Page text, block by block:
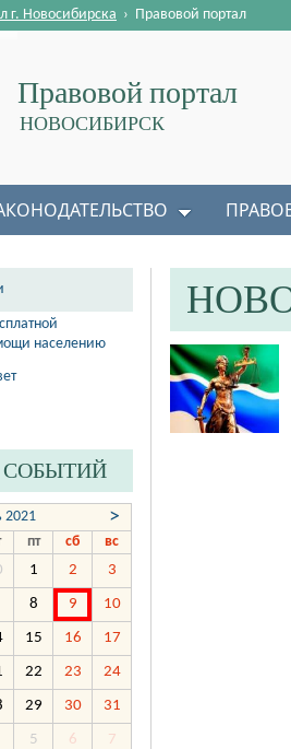
Правовой портал
НОВОСИБИРСК
г. Новосибирска › Правовой портал
населению
СОБЫТИЙ
2021 >
пт сб
вс
1 2 3
8 9 10
15 16 17
22 23 24
29 30 31
5 6 7